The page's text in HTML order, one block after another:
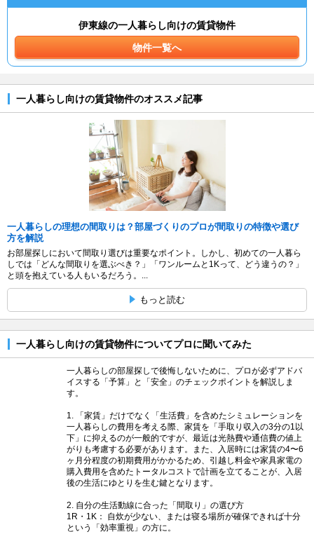
伊東線の一人暮らし向けの賃貸物件
物件一覧へ
一人暮らし向けの賃貸物件のオススメ記事
一人暮らしの理想の間取りは？部屋づくりのプロが間取りの特徴や選び
方を解説
お部屋探しにおいて間取り選びは重要なポイント。しかし、初めての一人暮ら
しでは「どんな間取りを選ぶべき？」「ワンルームと1Kって、どう違うの？」
と頭を抱えている人もいるだろう。...
もっと読む
一人暮らし向けの賃貸物件についてプロに聞いてみた
一人暮らしの部屋探しで後悔しないために、プロが必ずアドバ
イスする「予算」と「安全」のチェックポイントを解説しま
す。
1. 「家賃」だけでなく「生活費」を含めたシミュレーションを
一人暮らしの費用を考える際、家賃を「手取り収入の3分の1以
下」に抑えるのが一般的ですが、最近は光熱費や通信費の値上
がりも考慮する必要があります。また、入居時には家賃の4〜6
ヶ月分程度の初期費用がかかるため、引越し料金や家具家電の
購入費用を含めたトータルコストで計画を立てることが、入居
後の生活にゆとりを生む鍵となります。
2. 自分の生活動線に合った「間取り」の選び方
1R・1K： 自炊が少ない、または寝る場所が確保できれば十分
という「効率重視」の方に。